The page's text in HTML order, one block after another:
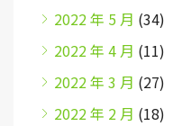
2022 年 5 月 (34)
2022 年 4 月 (11)
2022 年 3 月 (27)
2022 年 2 月 (18)